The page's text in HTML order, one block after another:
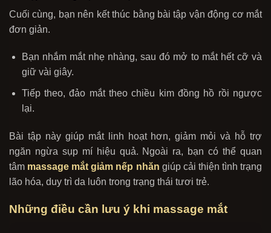
Cuối cùng, bạn nên kết thúc bằng bài tập vận động cơ mắt
đơn giản.
Bạn nhắm mắt nhẹ nhàng, sau đó mở to mắt hết cỡ và
giữ vài giây.
Tiếp theo, đảo mắt theo chiều kim đồng hồ rồi ngược
lại.
Bài tập này giúp mắt linh hoạt hơn, giảm mỏi và hỗ trợ
ngăn ngừa sụp mí hiệu quả. Ngoài ra, bạn có thể quan
tâm massage mắt giảm nếp nhăn giúp cải thiện tình trạng
lão hóa, duy trì da luôn trong trạng thái tươi trẻ.
Những điều cần lưu ý khi massage mắt